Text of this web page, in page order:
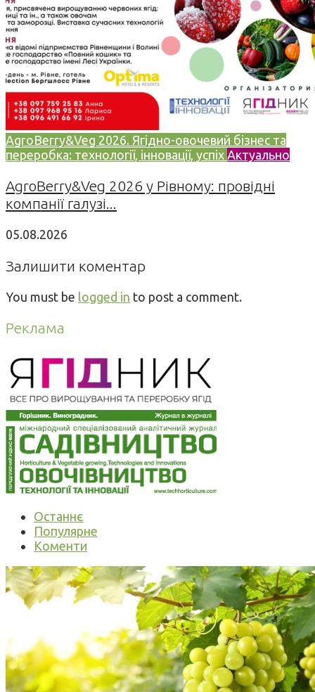
AgroBerry&Veg 2026. Ягідно-овочевий бізнес та
переробка: технології, інновації, успіх Актуально
AgroBerry&Veg 2026 у Рівному: провідні
компанії галузі...
05.08.2026
Залишити коментар
You must be logged in to post a comment.
Реклама
Останнє
Популярне
Коменти